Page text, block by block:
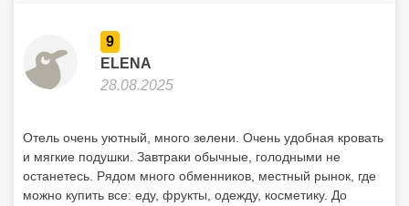
9
ELENA
28.08.2025
Отель очень уютный, много зелени. Очень удобная кровать
и мягкие подушки. Завтраки обычные, голодными не
останетесь. Рядом много обменников, местный рынок, где
можно купить все: еду, фрукты, одежду, косметику. До